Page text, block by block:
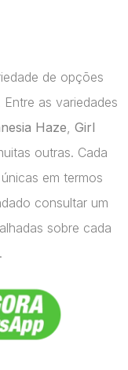
de opções
as variedades
Haze Girl
outras. Cada
em termos
consultar um
sobre cada